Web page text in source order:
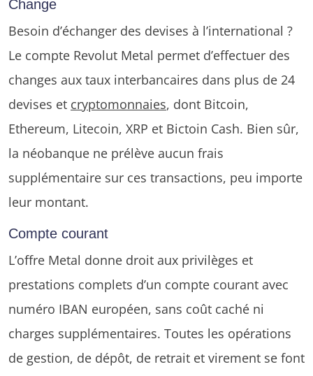
Change
Besoin d’échanger des devises à l’international ?
Le compte Revolut Metal permet d’effectuer des
changes aux taux interbancaires dans plus de 24
devises et cryptomonnaies, dont Bitcoin,
Ethereum, Litecoin, XRP et Bictoin Cash. Bien sûr,
la néobanque ne prélève aucun frais
supplémentaire sur ces transactions, peu importe
leur montant.
Compte courant
L’offre Metal donne droit aux privilèges et
prestations complets d’un compte courant avec
numéro IBAN européen, sans coût caché ni
charges supplémentaires. Toutes les opérations
de gestion, de dépôt, de retrait et virement se font